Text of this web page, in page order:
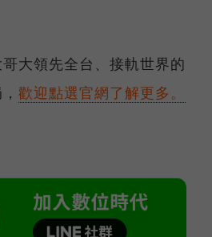
大領先全台、接軌世界的
歡迎點選官網了解更多。